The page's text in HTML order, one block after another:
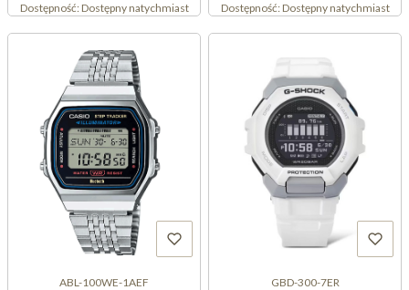
Dostępność:Dostępny natychmiast Dostępność:Dostępny natychmiast
ABL-100WE-1AEF
GBD-300-7ER